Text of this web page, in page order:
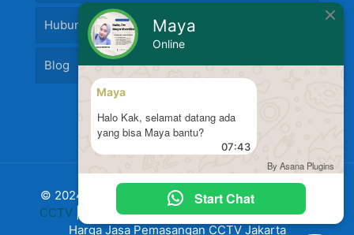
Hubungi Kami
Blog
© 2024 Jasa Pasang Fire Alarm danJasa Pasang
CCTV| Harga Pasang CCTVMurah Terbaru 2024
Harga Jasa Pemasangan CCTV Jakarta
Maya
Online
Maya
Halo Kak, selamat datang ada
yang bisa Maya bantu?
07:43
By Asana Plugins
Start Chat